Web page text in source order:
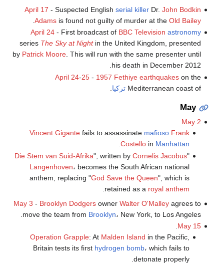
April 17 - Suspected English serial killerDr. John Bodkin
Adamsis found not guilty of murder at the Old Bailey
April 24- First broadcast of BBC Television astronomy
series The Sky at Nightin the United Kingdom, presented
by Patrick Moore. This will run with the same presenter until
his death in December 2012.
April 24-25- 1957 Fethiye earthquakeson the
Mediterranean coast of تركيا
May
May 2
Vincent Gigante fails to assassinate mafioso Frank
Costello in Manhattan
.
"
Die Stem van Suid-Afrika", written byCornelis Jacobus
Langenhoven، becomes the South African national
anthem, replacing "God Save the Queen", which is
retained as a royal anthem
May 3 - Brooklyn Dodgersowner Walter O'Malleyagrees to
move the team from Brooklyn، New York, to Los Angeles.
May 15
Operation Grapple: At Malden Island in the Pacific,
Britain tests its first hydrogen bomb، which fails to
detonate properly.